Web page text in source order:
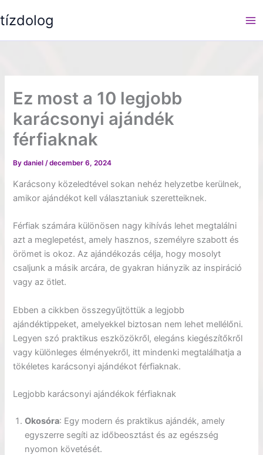
to
tízdolog
Ez most a 10 legjobb
karácsonyi ajándék
férfiaknak
Bydaniel/december 6, 2024
Karácsony közeledtével sokan nehéz helyzetbe kerülnek,
amikor ajándékot kell választaniuk szeretteiknek.
Férfiak számára különösen nagy kihívás lehet megtalálni
azt a meglepetést, amely hasznos, személyre szabott és
örömet is okoz. Az ajándékozás célja, hogy mosolyt
csaljunk a másik arcára, de gyakran hiányzik az inspiráció
vagy az ötlet.
Ebben a cikkben összegyűjtöttük a legjobb
ajándéktippeket, amelyekkel biztosan nem lehet mellélőni.
Legyen szó praktikus eszközökről, elegáns kiegészítőkről
vagy különleges élményekről, itt mindenki megtalálhatja a
tökéletes karácsonyi ajándékot férfiaknak.
Legjobb karácsonyi ajándékok férfiaknak
Okosóra: Egy modern és praktikus ajándék, amely
egyszerre segíti az időbeosztást és az egészség
nyomon követését.